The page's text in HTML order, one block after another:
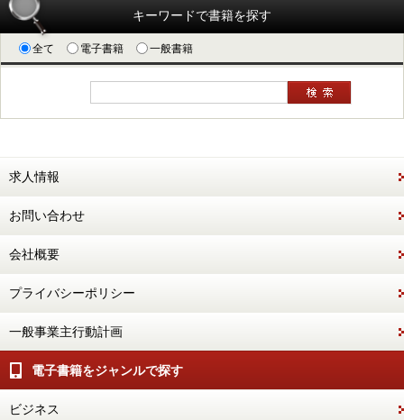
キーワードで書籍を探す
全て 電子書籍 一般書籍
求人情報
お問い合わせ
会社概要
プライバシーポリシー
一般事業主行動計画
電子書籍をジャンルで探す
ビジネス